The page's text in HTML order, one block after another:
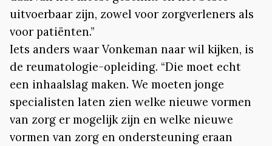
uitvoerbaar zijn, zowel voor zorgverleners als
voor patiënten.”
Iets anders waar Vonkeman naar wil kijken, is
de reumatologie-opleiding. “Die moet echt
een inhaalslag maken. We moeten jonge
specialisten laten zien welke nieuwe vormen
van zorg er mogelijk zijn en welke nieuwe
vormen van zorg en ondersteuning eraan